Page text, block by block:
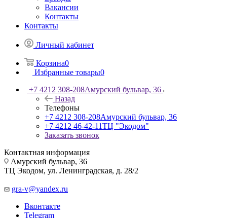
Вакансии
Контакты
Контакты
Личный кабинет
Корзина0
Избранные товары0
+7 4212 308-208Амурский бульвар, 36
Назад
Телефоны
+7 4212 308-208Амурский бульвар, 36
+7 4212 46-42-11ТЦ "Экодом"
Заказать звонок
Контактная информация
Амурский бульвар, 36
ТЦ Экодом, ул. Ленинградская, д. 28/2
gra-v@yandex.ru
Вконтакте
Telegram